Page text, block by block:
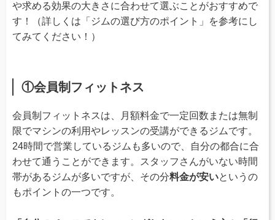
や求める効果の大きさに合わせて選ぶことがおすすめで
す！（詳しくは「ジムの選び方のポイント」を参考にし
てみてください！）
①会員制フィットネス
会員制フィットネスは、月額料金で一定回数または無制
限でマシンの利用やレッスンの受講ができるジムです。
24時間で営業しているジムも多いので、自分の都合に合
わせて通うことができます。スタッフさんがいない時間
帯があるジムが多いですが、その分料金が安いというの
もポイントの一つです。